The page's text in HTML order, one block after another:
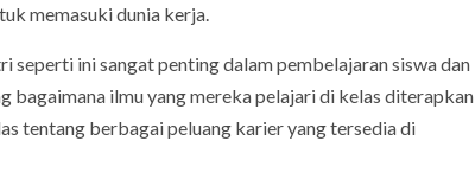
memasuki dunia kerja.
ini sangat penting dalam pembelajaran siswa dan
bagaimana ilmu yang mereka pelajari di kelas diterapkan
tentang berbagai peluang karier yang tersedia di